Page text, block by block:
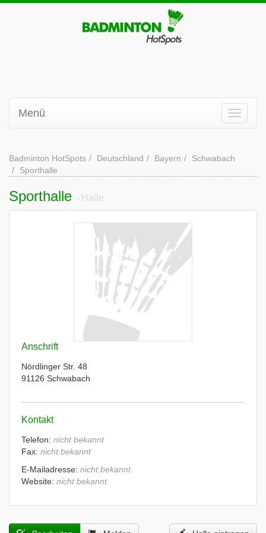
Menü
Badminton HotSpots Deutschland Bayern
Schwabach
Sporthalle
Sporthalle - Halle
Anschrift
Nördlinger Str. 48
91126 Schwabach
Kontakt
Telefon: nicht bekannt
Fax: nicht bekannt
E-Mailadresse: nicht bekannt
Website: nicht bekannt